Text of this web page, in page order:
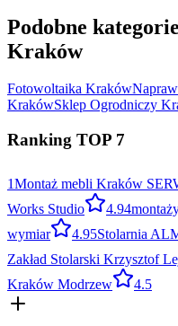
5
Podobne
Kraków
Fotowoltaika Kraków
KrakówSklep Ogrodniczy
Ranking TOP 7
1Montaż mebli Kraków
Works Studio
4.94
wymiar
4.95Stolarnia
Zakład Stolarski Krzysztof
Kraków Modrzew
4.5